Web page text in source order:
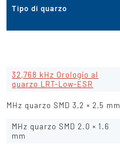
Tipo di quarzo
32,768 kHz Orologio al
quarzo LRT-Low-ESR
MHz quarzo SMD 3,2 × 2,5 mm
MHz quarzo SMD 2.0 × 1.6
mm